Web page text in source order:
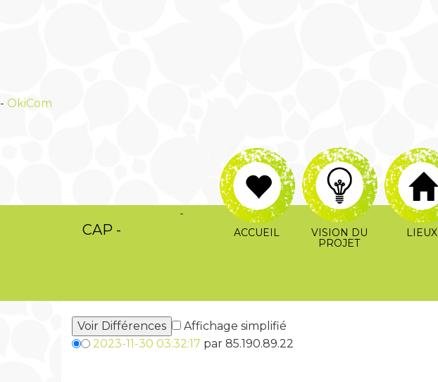
- OkiCom
CAP -
-
ACCUEIL
VISION DU
PROJET
LIEUX
Affichage simplifié
2023-11-30 03:32:17 par 85.190.89.22